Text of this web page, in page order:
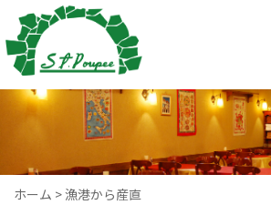
ホーム >漁港から産直